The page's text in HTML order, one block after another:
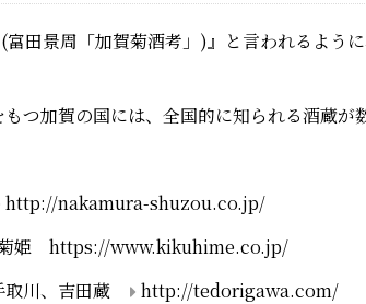
田景周「加賀菊酒考」)』と言われるよう
つ加賀の国には、全国的に知られる酒蔵が
http://nakamura-shuzou.co.jp/
姫 https://www.kikuhime.co.jp/
取川、吉田蔵
http://tedorigawa.com/